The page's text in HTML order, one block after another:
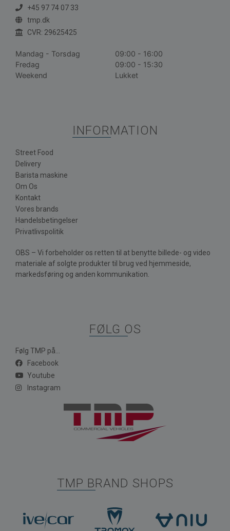
+45 97 74 07 33
tmp.dk
CVR: 29625425
Mandag - Torsdag
09:00 - 16:00
Fredag
09:00 - 15:30
Weekend
Lukket
INFORMATION
Street Food
Delivery
Barista maskine
Om Os
Kontakt
Vores brands
Handelsbetingelser
Privatlivspolitik
OBS – Vi forbeholder os retten til at benytte billede- og video
materiale af solgte produkter til brug ved hjemmeside,
markedsføring og anden kommunikation.
FØLG OS
Følg TMP på...
Facebook
Youtube
Instagram
TMP BRAND SHOPS